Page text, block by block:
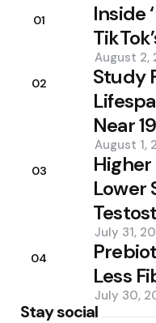
01
Inside
August 2,
02
Study
Near
August 1,
03
Lower
July 31,
04
Less
July 30,
Stay social